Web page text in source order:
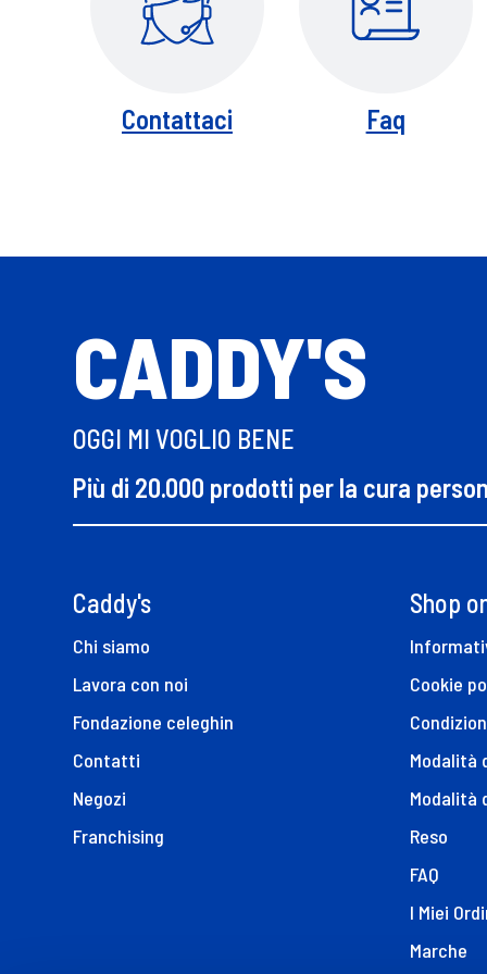
Contattaci Faq
CADDY'S
OGGI MI VOGLIO BENE
Più di 20.000 prodotti per la cura
Caddy's
Chi siamo
Lavora con noi
Fondazione celeghin
Contatti
Negozi
Franchising
Shop
Cookie
Modalità
Modalità
Reso
FAQ
I Miei
Marche